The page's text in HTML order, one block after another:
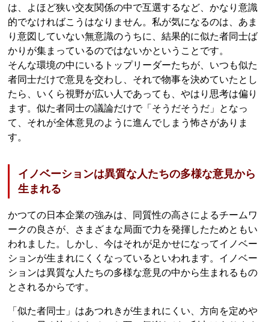
は、よほど狭い交友関係の中で互選するなど、かなり意識
的でなければこうはなりません。私が気になるのは、あま
り意図していない無意識のうちに、結果的に似た者同士ば
かりが集まっているのではないかということです。
そんな環境の中にいるトップリーダーたちが、いつも似た
者同士だけで意見を交わし、それで物事を決めていたとし
たら、いくら視野が広い人であっても、やはり思考は偏り
ます。似た者同士の議論だけで「そうだそうだ」となっ
て、それが全体意見のように進んでしまう怖さがありま
す。
イノベーションは異質な人たちの多様な意見から
生まれる
かつての日本企業の強みは、同質性の高さによるチームワ
ークの良さが、さまざまな局面で力を発揮したためともい
われました。しかし、今はそれが足かせになってイノベー
ションが生まれにくくなっているといわれます。イノベー
ションは異質な人たちの多様な意見の中から生まれるもの
とされるからです。
「似た者同士」はあつれきが生まれにくい、方向を定めや